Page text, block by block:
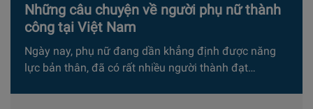
Những câu chuyện về người phụ nữ thành
công tại Việt Nam
Ngày nay, phụ nữ đang dần khẳng định được năng
lực bản thân, đã có rất nhiều người thành đạt…